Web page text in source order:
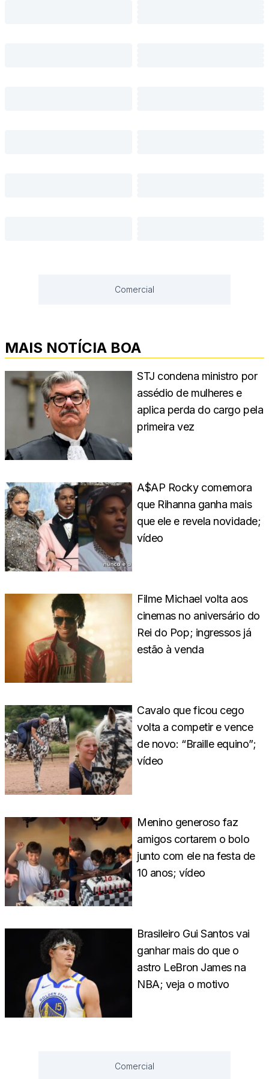
Comercial
MAIS NOTÍCIA BOA
STJ condena ministro por
assédio de mulheres e
aplica perda do cargo pela
primeira vez
A$AP Rocky comemora
que Rihanna ganha mais
que ele e revela novidade;
vídeo
Filme Michael volta aos
cinemas no aniversário do
Rei do Pop; ingressos já
estão à venda
Cavalo que ficou cego
volta a competir e vence
de novo: “Braille equino”;
vídeo
Menino generoso faz
amigos cortarem o bolo
junto com ele na festa de
10 anos; vídeo
Brasileiro Gui Santos vai
ganhar mais do que o
astro LeBron James na
NBA; veja o motivo
Comercial